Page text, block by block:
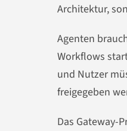
Architektur,
Agenten
Workflows
und Nutzer
freigegeben
Das Gateway-